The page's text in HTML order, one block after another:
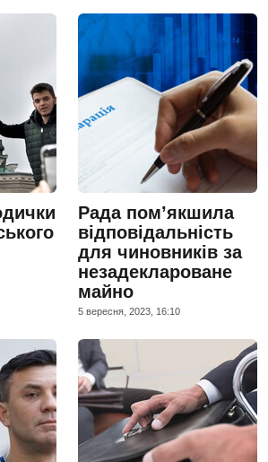
Рада пом’якшила
відповідальність
для чиновників за
незадеклароване
майно
5 вересня, 2023, 16:10